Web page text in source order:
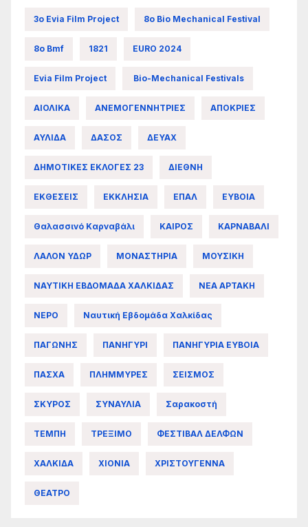
3ο Evia Film Project 8ο Bio Mechanical Festival
8ο Bmf 1821 EURO 2024
Evia Film Project Bio-Mechanical Festivals
ΑΙΟΛΙΚΑ ΑΝΕΜΟΓΕΝΝΗΤΡΙΕΣ ΑΠΟΚΡΙΕΣ
ΑΥΛΙΔΑ ΔΑΣΟΣ ΔΕΥΑΧ
ΔΗΜΟΤΙΚΕΣ ΕΚΛΟΓΕΣ 23 ΔΙΕΘΝΗ
ΕΚΘΕΣΕΙΣ ΕΚΚΛΗΣΙΑ ΕΠΑΛ ΕΥΒΟΙΑ
Θαλασσινό Καρναβάλι ΚΑΙΡΟΣ ΚΑΡΝΑΒΑΛΙ
ΛΑΛΟΝ ΥΔΩΡ ΜΟΝΑΣΤΗΡΙΑ ΜΟΥΣΙΚΗ
ΝΑΥΤΙΚΗ ΕΒΔΟΜΑΔΑ ΧΑΛΚΙΔΑΣ ΝΕΑ ΑΡΤΑΚΗ
ΝΕΡΟ Ναυτική Εβδομάδα Χαλκίδας
ΠΑΓΩΝΗΣ ΠΑΝΗΓΥΡΙ ΠΑΝΗΓΥΡΙΑ ΕΥΒΟΙΑ
ΠΑΣΧΑ ΠΛΗΜΜΥΡΕΣ ΣΕΙΣΜΟΣ
ΣΚΥΡΟΣ ΣΥΝΑΥΛΙΑ Σαρακοστή
ΤΕΜΠΗ ΤΡΕΞΙΜΟ ΦΕΣΤΙΒΑΛ ΔΕΛΦΩΝ
ΧΑΛΚΙΔΑ ΧΙΟΝΙΑ ΧΡΙΣΤΟΥΓΕΝΝΑ
ΘΕΑΤΡΟ